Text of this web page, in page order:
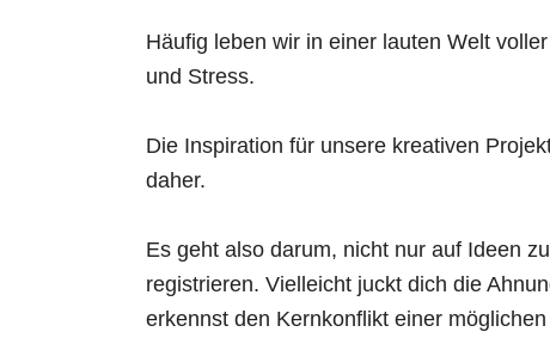
Häufig leben wir in einer lauten Welt
und Stress.
Die Inspiration für unsere kreativen
daher.
Es geht also darum, nicht nur auf Ideen
registrieren. Vielleicht juckt dich die
erkennst den Kernkonflikt einer